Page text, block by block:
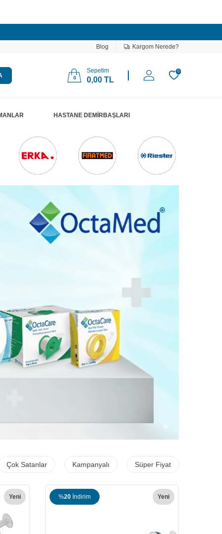
Blog Kargom Nerede?
0
Sepetim
0,00 TL
0
HASTANE DEMİRBAŞLARI
Çok Satanlar Kampanyalı Süper Fiyat
Yeni %20 İndirim Yeni